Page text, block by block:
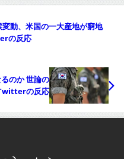
変動、米国の一大産地が窮地
の反応
のか 世論の
の反応